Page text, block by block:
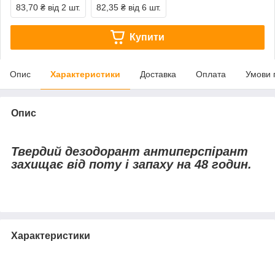
83,70 ₴ від 2 шт. 82,35 ₴ від 6 шт.
Купити
Опис Характеристики Доставка Оплата Умови
Опис
Твердий дезодорант антиперспірант
захищає від поту і запаху на 48 годин.
Характеристики